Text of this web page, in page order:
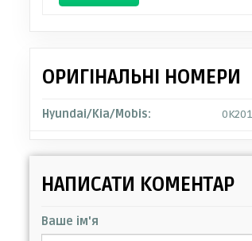
ОРИГІНАЛЬНІ НОМЕРИ
Hyundai/Kia/Mobis:
НАПИСАТИ КОМЕНТАР
Ваше ім'я